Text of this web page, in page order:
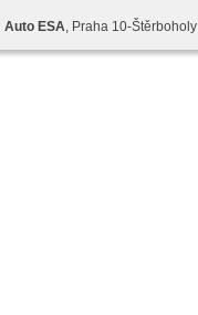
Auto ESA , Praha 10-Štěrboholy